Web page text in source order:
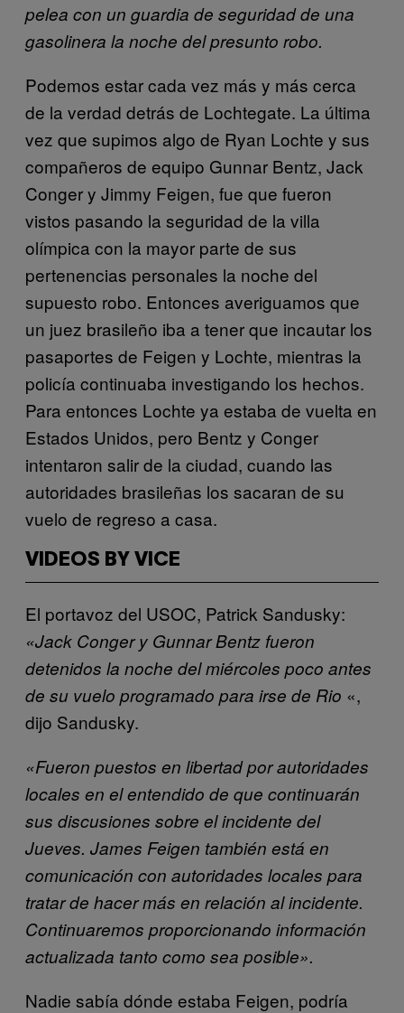
pelea con un guardia de seguridad de una
gasolinera la noche del presunto robo.
Podemos estar cada vez más y más cerca
de la verdad detrás de Lochtegate. La última
vez que supimos algo de Ryan Lochte y sus
compañeros de equipo Gunnar Bentz, Jack
Conger y Jimmy Feigen, fue que fueron
vistos pasando la seguridad de la villa
olímpica con la mayor parte de sus
pertenencias personales la noche del
supuesto robo. Entonces averiguamos que
un juez brasileño iba a tener que incautar los
pasaportes de Feigen y Lochte, mientras la
policía continuaba investigando los hechos.
Para entonces Lochte ya estaba de vuelta en
Estados Unidos, pero Bentz y Conger
intentaron salir de la ciudad, cuando las
autoridades brasileñas los sacaran de su
vuelo de regreso a casa.
VIDEOS BY VICE
El portavoz del USOC, Patrick Sandusky:
«Jack Conger y Gunnar Bentz fueron
detenidos la noche del miércoles poco antes
de su vuelo programado para irse de Rio «,
dijo Sandusky.
«Fueron puestos en libertad por autoridades
locales en el entendido de que continuarán
sus discusiones sobre el incidente del
Jueves. James Feigen también está en
comunicación con autoridades locales para
tratar de hacer más en relación al incidente.
Continuaremos proporcionando información
actualizada tanto como sea posible».
Nadie sabía dónde estaba Feigen, podría